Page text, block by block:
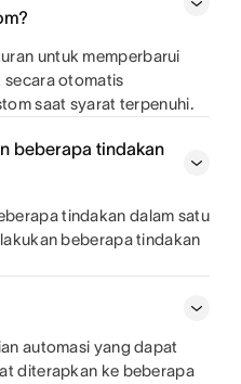
untuk memperbarui
secara otomatis
saat syarat terpenuhi.
beberapa tindakan
tindakan dalam satu
beberapa tindakan
automasi yang dapat
diterapkan ke beberapa